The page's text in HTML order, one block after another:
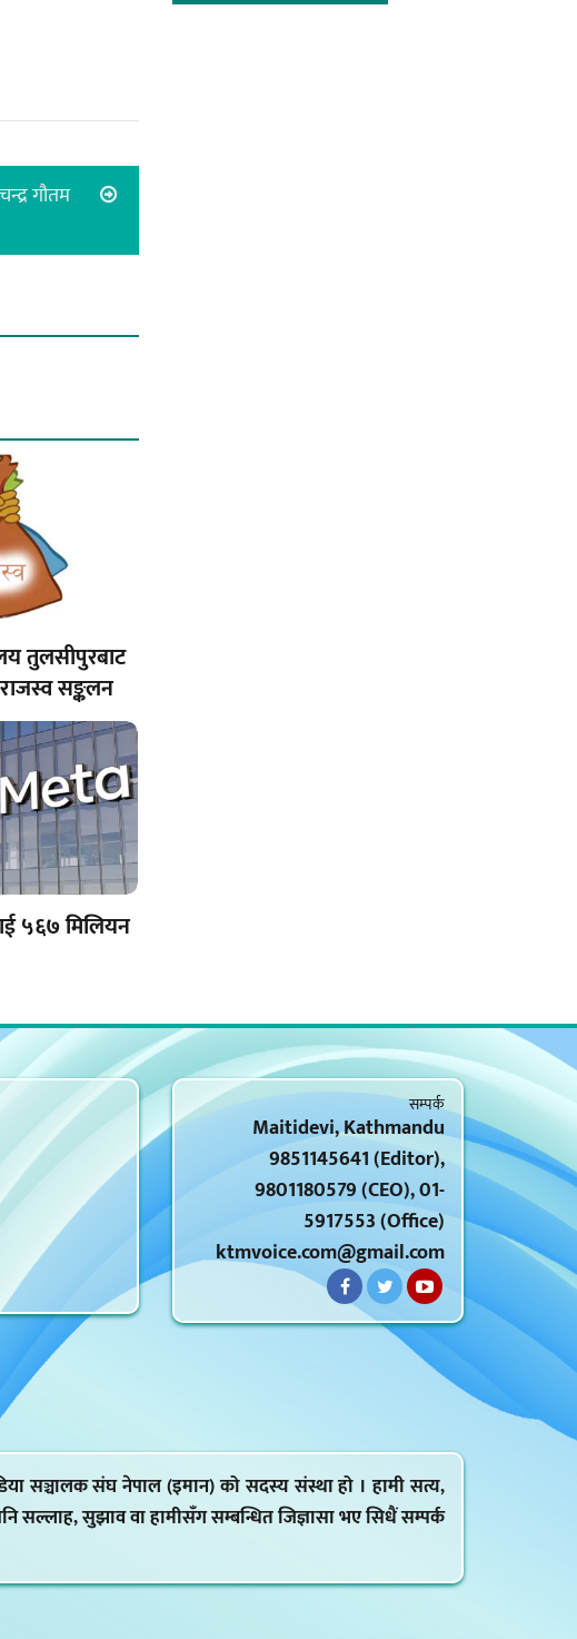
गौतम
तुलसीपुरबाट
सङ्कलन
५६७ मिलियन
सम्पर्क
Maitidevi, Kathmandu
9851145641 (Editor),
9801180579 (CEO), 01-
5917553 (Office)
ktmvoice.com@gmail.com
सञ्चालक संघ नेपाल (इमान) को सदस्य संस्था हो । हामी सत्य,
सल्लाह, सुझाव वा हामीसँग सम्बन्धित जिज्ञासा भए सिधैं सम्पर्क